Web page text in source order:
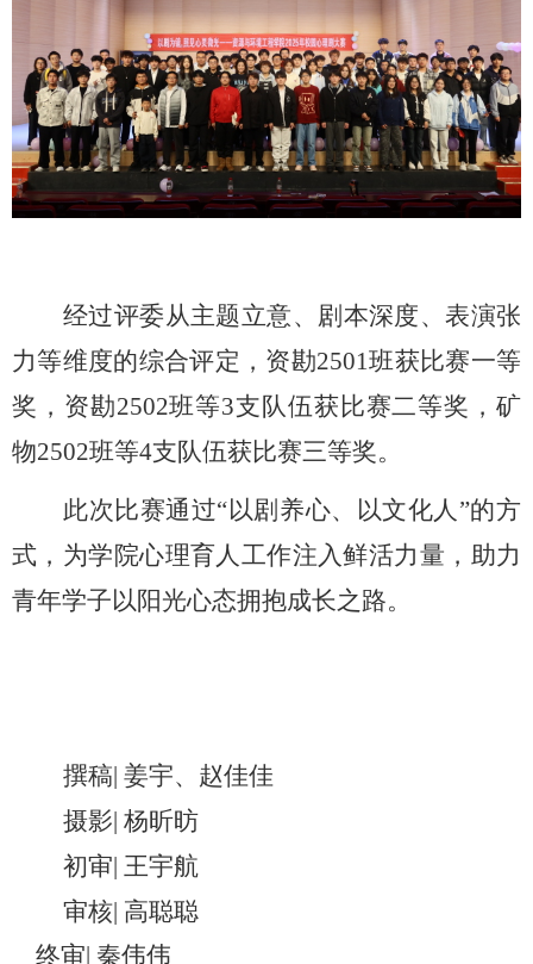
经过评委从主题立意、剧本深度、表演张
力等维度的综合评定，资勘2501班获比赛一等
奖，资勘2502班等3支队伍获比赛二等奖，矿
物2502班等4支队伍获比赛三等奖。
此次比赛通过“以剧养心、以文化人”的方
式，为学院心理育人工作注入鲜活力量，助力
青年学子以阳光心态拥抱成长之路。
撰稿| 姜宇、 赵佳佳
摄影| 杨昕昉
初审| 王宇航
审核| 高聪聪
终审| 秦伟伟